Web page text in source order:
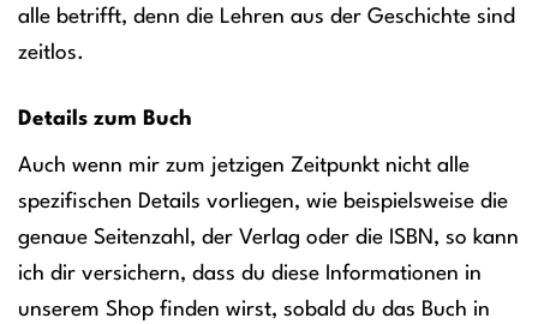
alle betrifft, denn die Lehren aus der Geschichte sind
zeitlos.
Details zum Buch
Auch wenn mir zum jetzigen Zeitpunkt nicht alle
spezifischen Details vorliegen, wie beispielsweise die
genaue Seitenzahl, der Verlag oder die ISBN, so kann
ich dir versichern, dass du diese Informationen in
unserem Shop finden wirst, sobald du das Buch in